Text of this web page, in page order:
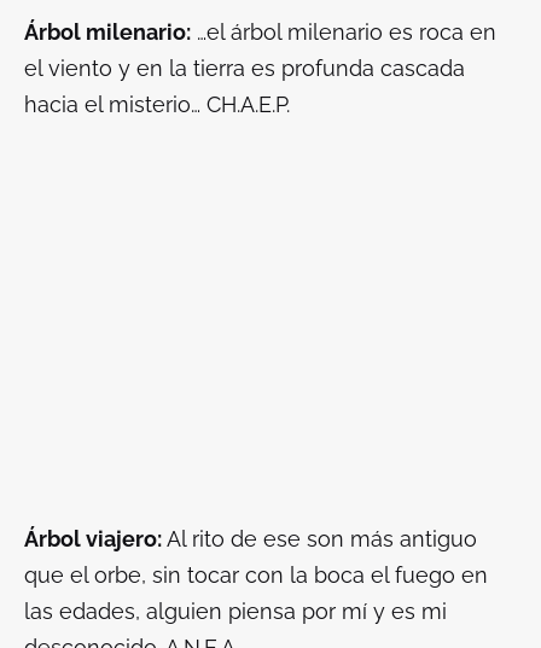
Árbol milenario: …el árbol milenario es roca en
el viento y en la tierra es profunda cascada
hacia el misterio… CH.A.E.P.
Árbol viajero:Al rito de ese son más antiguo
que el orbe, sin tocar con la boca el fuego en
las edades, alguien piensa por mí y es mi